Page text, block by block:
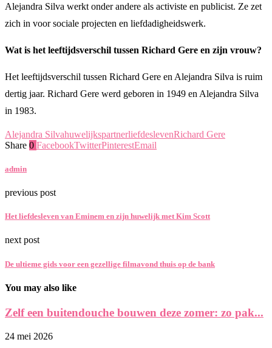
Alejandra Silva werkt onder andere als activiste en publicist. Ze zet
zich in voor sociale projecten en liefdadigheidswerk.
Wat is het leeftijdsverschil tussen Richard Gere en zijn vrouw?
Het leeftijdsverschil tussen Richard Gere en Alejandra Silva is ruim
dertig jaar. Richard Gere werd geboren in 1949 en Alejandra Silva
in 1983.
Alejandra SilvahuwelijkspartnerliefdeslevenRichard Gere
Share 0 FacebookTwitterPinterestEmail
admin
previous post
Het liefdesleven van Eminem en zijn huwelijk met Kim Scott
next post
De ultieme gids voor een gezellige filmavond thuis op de bank
You may also like
Zelf een buitendouche bouwen deze zomer: zo pak...
24 mei 2026